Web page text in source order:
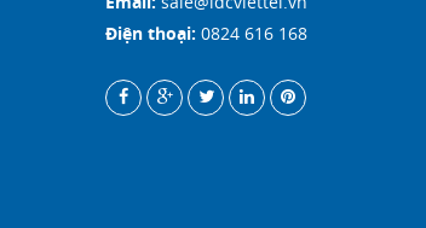
Điện thoại: 0824 616 168